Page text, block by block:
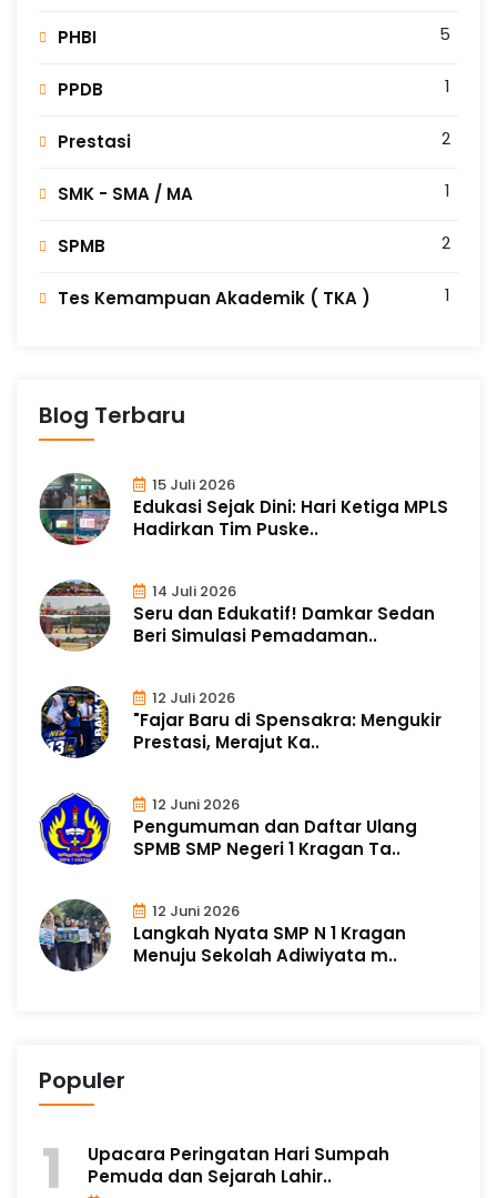
PHBI 5
PPDB 1
Prestasi 2
SMK - SMA / MA 1
SPMB 2
Tes Kemampuan Akademik ( TKA ) 1
Blog Terbaru
15 Juli 2026
Edukasi Sejak Dini: Hari Ketiga MPLS
Hadirkan Tim Puske..
14 Juli 2026
Seru dan Edukatif! Damkar Sedan
Beri Simulasi Pemadaman..
12 Juli 2026
"Fajar Baru di Spensakra: Mengukir
Prestasi, Merajut Ka..
12 Juni 2026
Pengumuman dan Daftar Ulang
SPMB SMP Negeri 1 Kragan Ta..
12 Juni 2026
Langkah Nyata SMP N 1 Kragan
Menuju Sekolah Adiwiyata m..
Populer
Upacara Peringatan Hari Sumpah
Pemuda dan Sejarah Lahir..